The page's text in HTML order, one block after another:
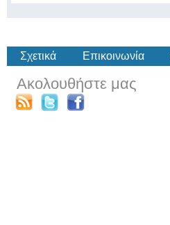
Σχετικά Επικοινωνία
Ακολουθήστε μας